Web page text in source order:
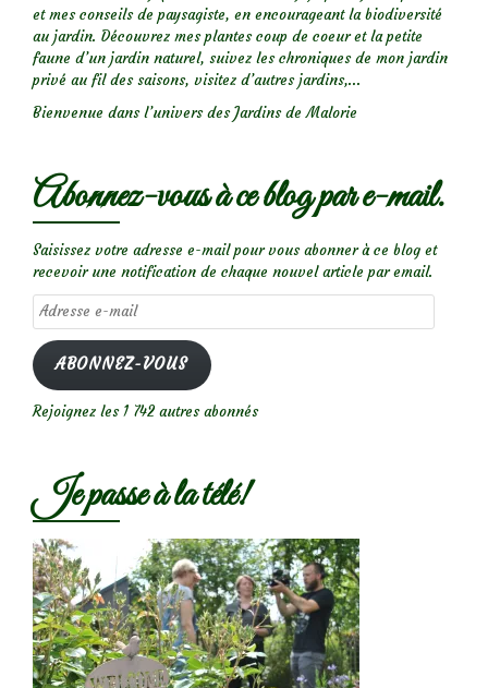
et mes conseils de paysagiste, en encourageant la biodiversité
au jardin. Découvrez mes plantes coup de coeur et la petite
faune d’un jardin naturel, suivez les chroniques de mon jardin
privé au fil des saisons, visitez d’autres jardins,...
Bienvenue dans l’univers des Jardins de Malorie
Abonnez-vous à ce blog par e-mail.
Saisissez votre adresse e-mail pour vous abonner à ce blog et
recevoir une notification de chaque nouvel article par email.
Adresse
e-
mail
ABONNEZ-VOUS
Rejoignez les 1 742 autres abonnés
Je passe à la télé!